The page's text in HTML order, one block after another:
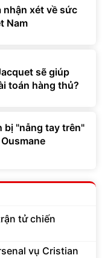
nhận xét về sức
Nam
sẽ giúp
toán hàng thủ?
bị "nẫng tay trên"
tử chiến
vụ Cristian